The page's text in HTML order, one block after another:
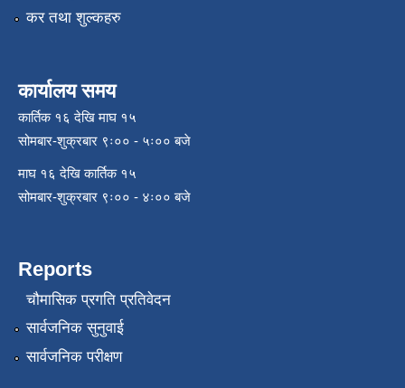
कर तथा शुल्कहरु
कार्यालय समय
कार्तिक १६ देखि माघ १५
सोमबार-शुक्रबार ९ः०० - ५ः०० बजे
माघ १६ देखि कार्तिक १५
सोमबार-शुक्रबार ९ः०० - ४ः०० बजे
Reports
चौमासिक प्रगति प्रतिवेदन
सार्वजनिक सुनुवाई
सार्वजनिक परीक्षण